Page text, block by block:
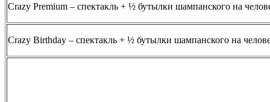
Crazy Premium – спектакль + ½ бутылки шампанского на
Crazy Birthday – спектакль + ½ бутылки шампанского на